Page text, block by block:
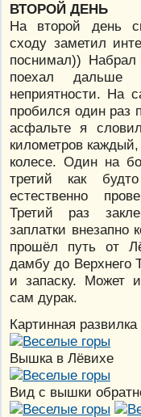
ВТОРОЙ ДЕНЬ
На второй день
сходу заметил
поснимал))
поехал дальше
неприятности. На
пробился один раз
асфальте я
километров
колесе. Один на
третий как
естественно
Третий раз
заплатки внезапно
прошёл путь от
дамбу до Верхнего
и запаску. Может
сам дурак.
Картинная
Вышка в Лёвихе
Вид с вышки